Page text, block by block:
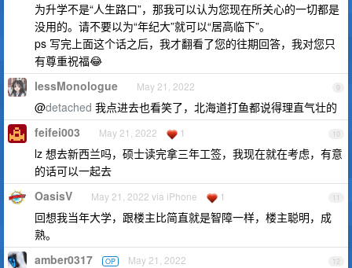
为升学不是“人生路口”，那我可以认为您现在所关心的一切都是
没用的。请不要以为“年纪大”就可以“居高临下”。
ps 写完上面这个话之后，我才翻看了您的往期回答，我对您只
有尊重祝福😂
9
lessMonologue May 21, 2022
@detached 我点进去也看笑了，北海道打鱼都说得理直气壮的
10
feifei003 May 21, 2022 1
lz 想去新西兰吗，硕士读完拿三年工签，我现在就在考虑，有意
的话可以一起去
11
OasisV May 21, 2022 via iPhone 1
回想我当年大学，跟楼主比简直就是智障一样，楼主聪明，成
熟。
12
amber0317 OP May 21, 2022